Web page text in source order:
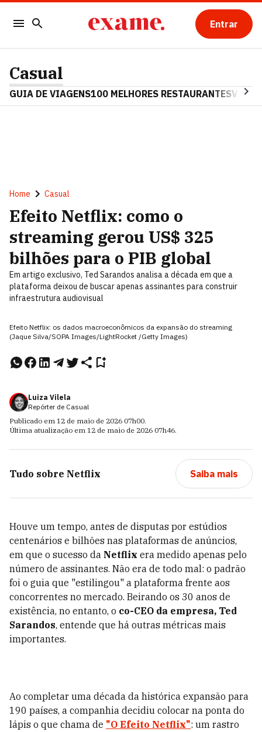
Entrar
Casual
GUIA DE VIAGENS100 MELHORES RESTAURANTES
Home Casual
Efeito Netflix: como o
streaming gerou US$ 325
bilhões para o PIB global
Em artigo exclusivo, Ted Sarandos analisa a década em que a
plataforma deixou de buscar apenas assinantes para construir
infraestrutura audiovisual
Efeito Netflix: os dados macroeconômicos da expansão do streaming
(Jaque Silva/SOPA Images/LightRocket /Getty Images)
Luiza Vilela
Repórter de Casual
Publicado em 12 de maio de 2026 07h00.
Última atualização em 12 de maio de 2026 07h46.
Tudo sobre Netflix Saiba mais
Houve um tempo, antes de disputas por estúdios
centenários e bilhões nas plataformas de anúncios,
em que o sucesso da Netflix era medido apenas pelo
número de assinantes. Não era de todo mal: o padrão
foi o guia que "estilingou" a plataforma frente aos
concorrentes no mercado. Beirando os 30 anos de
existência, no entanto, o co-CEO da empresa, Ted
Sarandos, entende que há outras métricas mais
importantes.
Ao completar uma década da histórica expansão para
190 países, a companhia decidiu colocar na ponta do
lápis o que chama de "O Efeito Netflix": um rastro